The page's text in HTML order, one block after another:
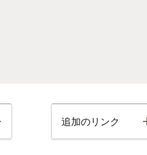
Toggle 追加のリンク